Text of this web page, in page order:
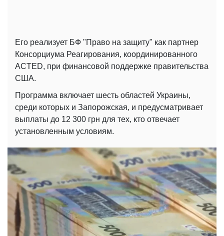
Его реализует БФ "Право на защиту" как партнер
Консорциума Реагирования, координированного
ACTED, при финансовой поддержке правительства
США.
Программа включает шесть областей Украины,
среди которых и Запорожская, и предусматривает
выплаты до 12 300 грн для тех, кто отвечает
установленным условиям.